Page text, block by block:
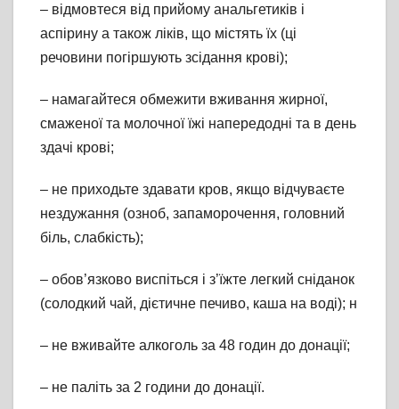
– відмовтеся від прийому анальгетиків і
аспірину а також ліків, що містять їх (ці
речовини погіршують зсідання крові);
– намагайтеся обмежити вживання жирної,
смаженої та молочної їжі напередодні та в день
здачі крові;
– не приходьте здавати кров, якщо відчуваєте
нездужання (озноб, запаморочення, головний
біль, слабкість);
– обов’язково виспіться і з’їжте легкий сніданок
(солодкий чай, дієтичне печиво, каша на воді); н
– не вживайте алкоголь за 48 годин до донації;
– не паліть за 2 години до донації.